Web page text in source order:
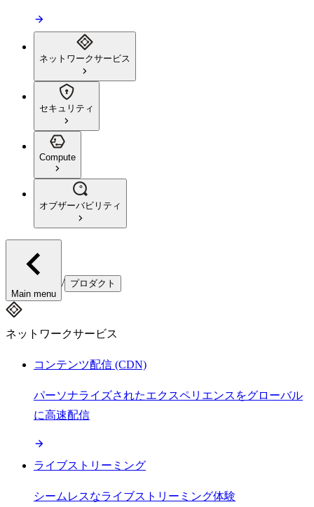
ネットワークサービス
セキュリティ
Compute
オブザーバビリティ
Main menu
/ プロダクト
ネットワークサービス
コンテンツ配信 (CDN)
パーソナライズされたエクスペリエンスをグローバル
に高速配信
ライブストリーミング
シームレスなライブストリーミング体験